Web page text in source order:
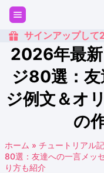
サインアップして
2026年最
ジ80選：
ジ例文＆オ
の
ホーム » チュートリアル
80選：友達への一言メッ
り方も紹介